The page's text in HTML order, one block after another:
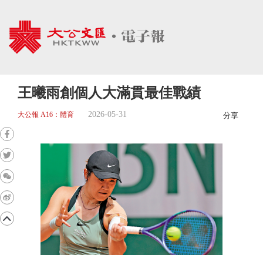
王曦雨創個人大滿貫最佳戰績
大公報 A16：體育 2026-05-31 分享